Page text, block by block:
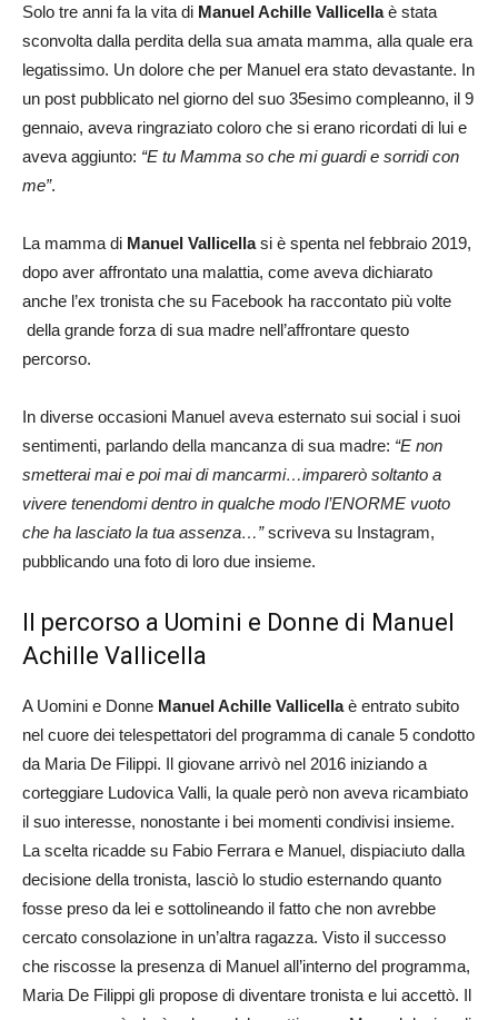
Solo tre anni fa la vita di Manuel Achille Vallicellaè stata
sconvolta dalla perdita della sua amata mamma, alla quale era
legatissimo. Un dolore che per Manuel era stato devastante. In
un post pubblicato nel giorno del suo 35esimo compleanno, il 9
gennaio, aveva ringraziato coloro che si erano ricordati di lui e
aveva aggiunto: “E tu Mamma so che mi guardi e sorridi con
me”.
La mamma di Manuel Vallicellasi è spenta nel febbraio 2019,
dopo aver affrontato una malattia, come aveva dichiarato
anche l’ex tronista che su Facebook ha raccontato più volte
della grande forza di sua madre nell’affrontare questo
percorso.
In diverse occasioni Manuel aveva esternato sui social i suoi
sentimenti, parlando della mancanza di sua madre: “E non
smetterai mai e poi mai di mancarmi…imparerò soltanto a
vivere tenendomi dentro in qualche modo l’ENORME vuoto
che ha lasciato la tua assenza…”scriveva su Instagram,
pubblicando una foto di loro due insieme.
Il percorso a Uomini e Donne di Manuel
Achille Vallicella
A Uomini e Donne Manuel Achille Vallicellaè entrato subito
nel cuore dei telespettatori del programma di canale 5 condotto
da Maria De Filippi. Il giovane arrivò nel 2016 iniziando a
corteggiare Ludovica Valli, la quale però non aveva ricambiato
il suo interesse, nonostante i bei momenti condivisi insieme.
La scelta ricadde su Fabio Ferrara e Manuel, dispiaciuto dalla
decisione della tronista, lasciò lo studio esternando quanto
fosse preso da lei e sottolineando il fatto che non avrebbe
cercato consolazione in un’altra ragazza. Visto il successo
che riscosse la presenza di Manuel all’interno del programma,
Maria De Filippi gli propose di diventare tronista e lui accettò. Il